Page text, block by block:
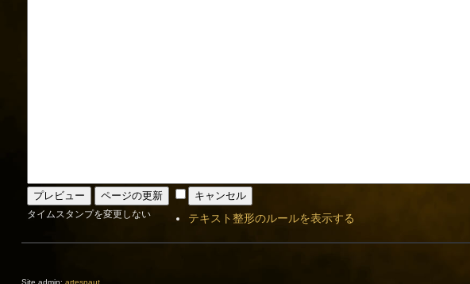
タイムスタンプを変更しない テキスト整形のルールを表示する
Site admin: artesnaut